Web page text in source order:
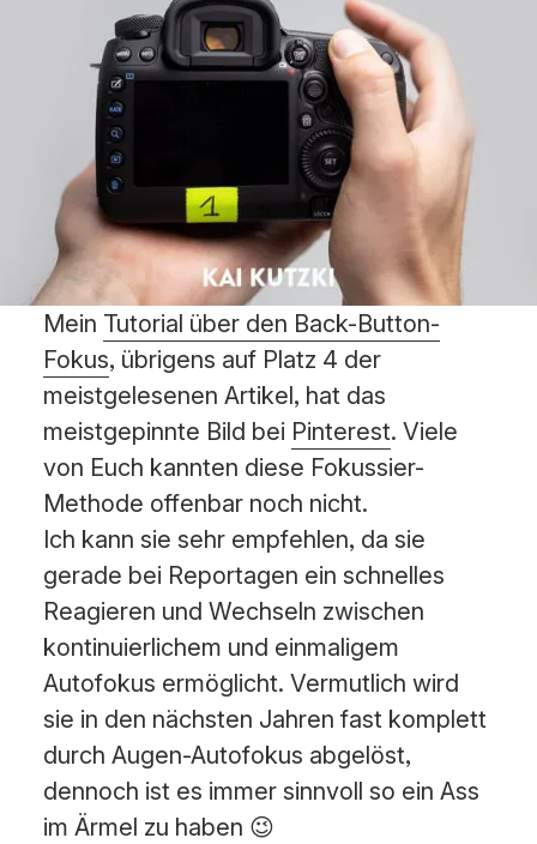
Mein Tutorial über den Back-Button-
Fokus, übrigens auf Platz 4 der
meistgelesenen Artikel, hat das
meistgepinnte Bild bei Pinterest. Viele
von Euch kannten diese Fokussier-
Methode offenbar noch nicht.
Ich kann sie sehr empfehlen, da sie
gerade bei Reportagen ein schnelles
Reagieren und Wechseln zwischen
kontinuierlichem und einmaligem
Autofokus ermöglicht. Vermutlich wird
sie in den nächsten Jahren fast komplett
durch Augen-Autofokus abgelöst,
dennoch ist es immer sinnvoll so ein Ass
im Ärmel zu haben 😉